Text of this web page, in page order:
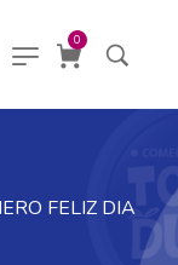
0
FELIZ DIA